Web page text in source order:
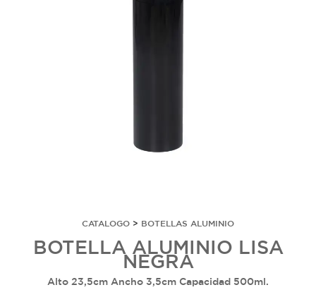
CATALOGO > BOTELLAS ALUMINIO
BOTELLA ALUMINIO LISA
NEGRA
Alto 23,5cm Ancho 3,5cm Capacidad 500ml.